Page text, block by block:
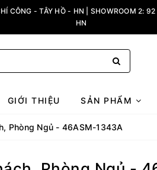
CÔNG - TÂY HỒ - HN | SHOWROOM 2:
HN
GIỚI THIỆU SẢN PHẨM
Phòng Ngủ - 46ASM-1343A